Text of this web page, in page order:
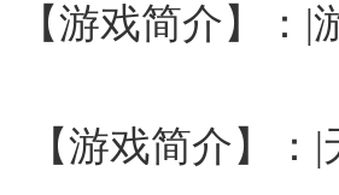
【游戏简介】：
【游戏简介】